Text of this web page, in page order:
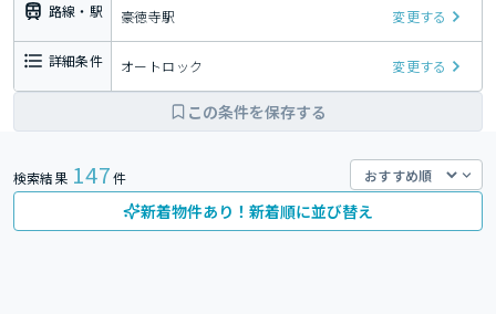
路線・駅 豪徳寺駅 変更する
詳細条件 オートロック 変更する
この条件を保存する
検索結果 147件
新着物件あり！新着順に並び替え